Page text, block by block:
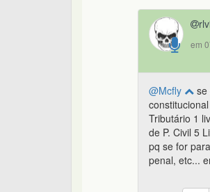
em
@Mcfly
se
Tributário 1
de P. Civil 5
pq se for
penal, etc...